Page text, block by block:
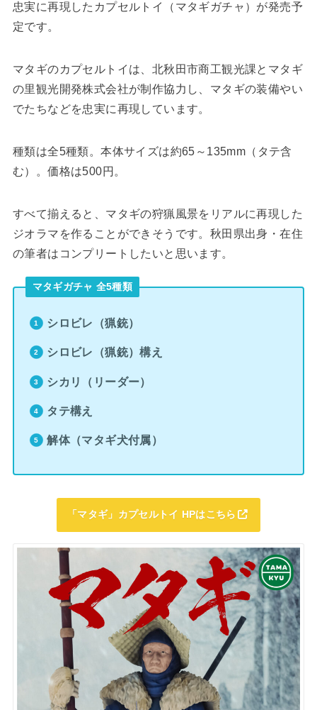
忠実に再現したカプセルトイ（マタギガチャ）が発売予
定です。
マタギのカプセルトイは、北秋田市商工観光課とマタギ
の里観光開発株式会社が制作協力し、マタギの装備やい
でたちなどを忠実に再現しています。
種類は全5種類。本体サイズは約65～135mm（タテ含
む）。価格は500円。
すべて揃えると、マタギの狩猟風景をリアルに再現した
ジオラマを作ることができそうです。秋田県出身・在住
の筆者はコンプリートしたいと思います。
マタギガチャ 全5種類
シロビレ（猟銃）
シロビレ（猟銃）構え
シカリ（リーダー）
タテ構え
解体（マタギ犬付属）
「マタギ」カプセルトイ HPはこちら